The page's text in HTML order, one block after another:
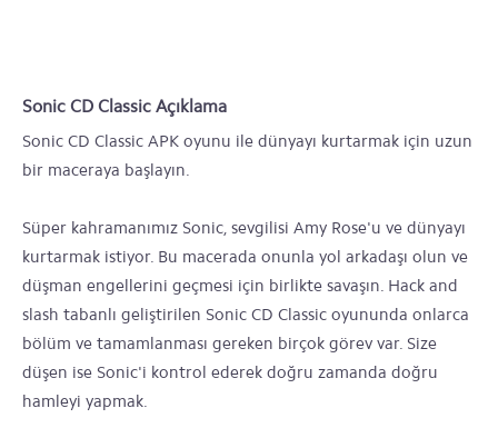
Sonic CD Classic Açıklama
Sonic CD Classic APK oyunu ile dünyayı kurtarmak için uzun
bir maceraya başlayın.
Süper kahramanımız Sonic, sevgilisi Amy Rose'u ve dünyayı
kurtarmak istiyor. Bu macerada onunla yol arkadaşı olun ve
düşman engellerini geçmesi için birlikte savaşın. Hack and
slash tabanlı geliştirilen Sonic CD Classic oyununda onlarca
bölüm ve tamamlanması gereken birçok görev var. Size
düşen ise Sonic'i kontrol ederek doğru zamanda doğru
hamleyi yapmak.